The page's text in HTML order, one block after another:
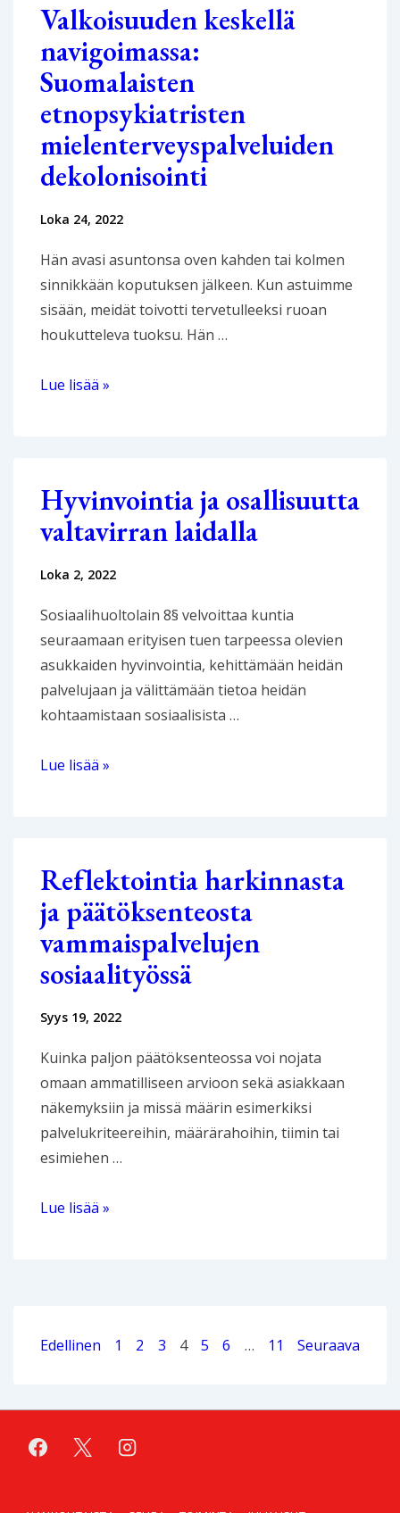
Mental
Health
Caring
Services
Valkoisuuden keskellä
navigoimassa:
Suomalaisten
etnopsykiatristen
mielenterveyspalveluiden
dekolonisointi
Loka 24, 2022
Hän avasi asuntonsa oven kahden tai kolmen
sinnikkään koputuksen jälkeen. Kun astuimme
sisään, meidät toivotti tervetulleeksi ruoan
houkutteleva tuoksu. Hän …
Valkoisuuden
mielenterveyspalveluiden
dekolonisointi
Lue lisää »
Hyvinvointia ja osallisuutta
valtavirran laidalla
Loka 2, 2022
Sosiaalihuoltolain 8§ velvoittaa kuntia
seuraamaan erityisen tuen tarpeessa olevien
asukkaiden hyvinvointia, kehittämään heidän
palvelujaan ja välittämään tietoa heidän
kohtaamistaan sosiaalisista …
Hyvinvointia
Lue lisää »
Reflektointia harkinnasta
ja päätöksenteosta
vammaispalvelujen
sosiaalityössä
Syys 19, 2022
Kuinka paljon päätöksenteossa voi nojata
omaan ammatilliseen arvioon sekä asiakkaan
näkemyksiin ja missä määrin esimerkiksi
palvelukriteereihin, määrärahoihin, tiimin tai
esimiehen …
Reflektointia
Lue lisää »
Posts
Edellinen 1 2 3 4 5 6 … 11 Seuraava